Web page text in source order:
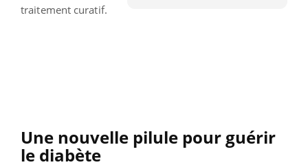
traitement curatif.
Une nouvelle pilule pour guérir
le diabète